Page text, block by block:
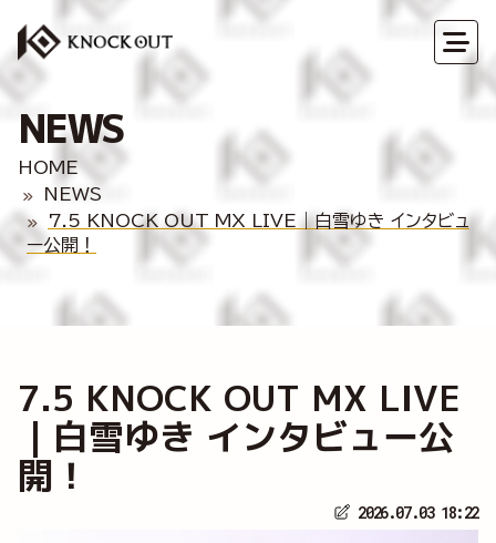
NEWS
HOME
NEWS
7.5 KNOCK OUT MX LIVE｜白雪ゆき インタビュ
ー公開！
7.5 KNOCK OUT MX LIVE
｜白雪ゆき インタビュー公
開！
2026.07.03 18:22